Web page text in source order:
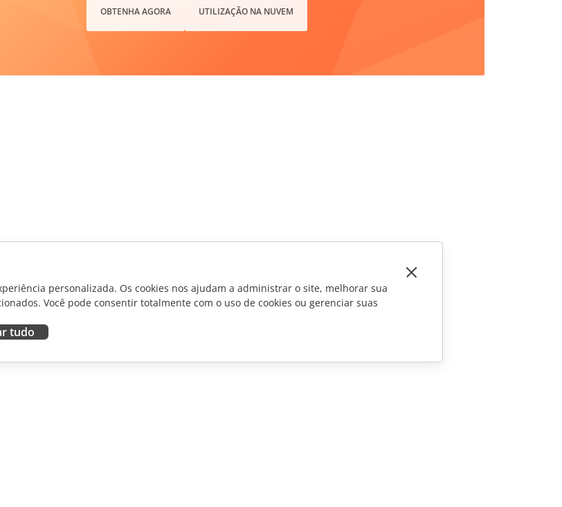
OBTENHA AGORA UTILIZAÇÃO NA NUVEM
personalizada. Os cookies nos ajudam a administrar o site, melhorar sua
Você pode consentir totalmente com o uso de cookies ou gerenciar suas
tudo